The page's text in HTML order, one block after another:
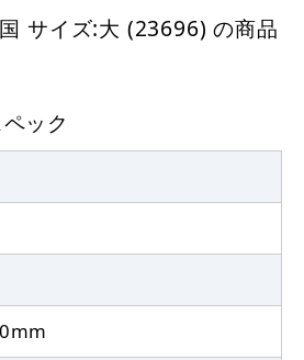
サイズ:大 (23696) の商品
ック